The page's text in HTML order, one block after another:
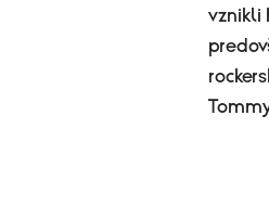
vznikli